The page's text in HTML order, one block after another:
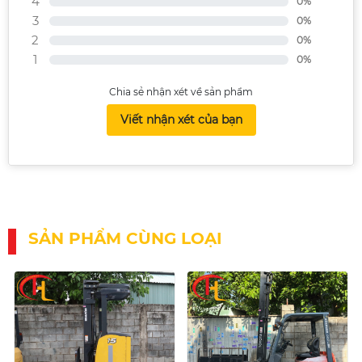
3 0%
2 0%
1 0%
Chia sẻ nhận xét về sản phẩm
Viết nhận xét của bạn
SẢN PHẨM CÙNG LOẠI